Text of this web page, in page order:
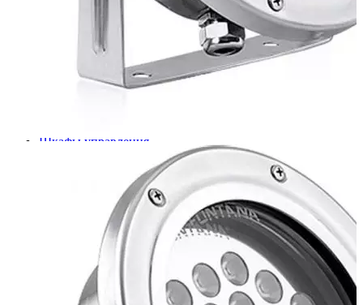
Плавающие фонтаны
Пешеходные модули
Шкафы управления
Фонтанные насадки
Подводные светильники
Закладные детали
Системы фильтрации
Электрооборудование
Плавающие фонтаны
Пешеходные модули